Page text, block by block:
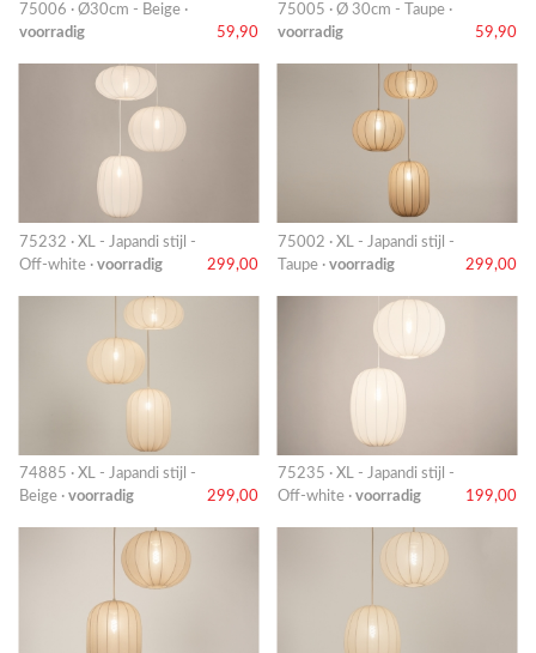
75006 · Ø30cm - Beige ·
voorradig
59,90
75005 · Ø 30cm - Taupe ·
voorradig
59,90
75232 · XL - Japandi stijl -
Off-white · voorradig 299,00
75002 · XL - Japandi stijl -
Taupe · voorradig 299,00
74885 · XL - Japandi stijl -
Beige · voorradig 299,00
75235 · XL - Japandi stijl -
Off-white · voorradig 199,00